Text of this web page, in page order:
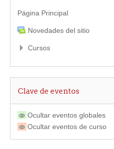
Página Principal
Novedades del sitio
Cursos
Clave de eventos
Ocultar eventos globales
Ocultar eventos de curso